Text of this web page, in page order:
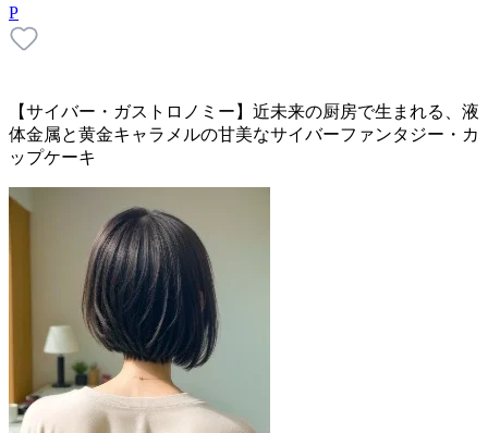
P
【サイバー・ガストロノミー】近未来の厨房で生まれる、液
体金属と黄金キャラメルの甘美なサイバーファンタジー・カ
ップケーキ